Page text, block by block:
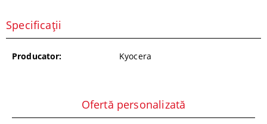
Specificații
Producator: Kyocera
Ofertă personalizată